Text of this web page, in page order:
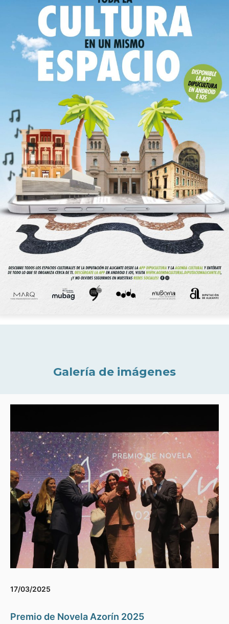
Galería de imágenes
17/03/2025
Premio de Novela Azorín 2025